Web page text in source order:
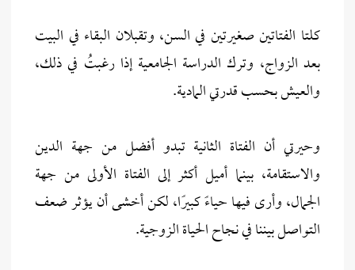
كلتا الفتاتين صغيرتين في السن، وتقبلان البقاء في البيت
بعد الزواج، وترك الدراسة الجامعية إذا رغبتُ في ذلك،
والعيش بحسب قدرتي المادية.
وحيرتي أن الفتاة الثانية تبدو أفضل من جهة الدين
والاستقامة، بينما أميل أكثر إلى الفتاة الأولى من جهة
الجمال، وأرى فيها حياءً كبيرًا، لكن أخشى أن يؤثر ضعف
التواصل بيننا في نجاح الحياة الزوجية.